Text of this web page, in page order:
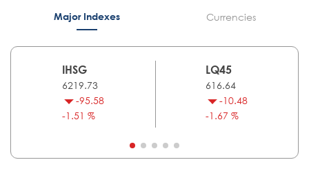
Major Indexes Currencies
IHSG
6219.73
-95.58
-1.51 %
LQ45
616.64
-10.48
-1.67 %